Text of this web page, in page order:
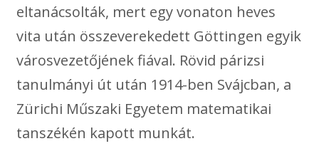
eltanácsolták, mert egy vonaton heves
vita után összeverekedett Göttingen egyik
városvezetőjének fiával. Rövid párizsi
tanulmányi út után 1914-ben Svájcban, a
Zürichi Műszaki Egyetem matematikai
tanszékén kapott munkát.